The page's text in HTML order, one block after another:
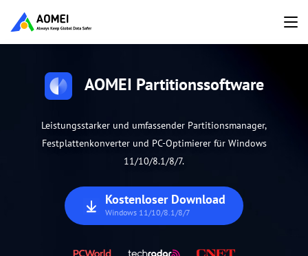
AOMEI Partitionssoftware
Leistungsstarker und umfassender Partitionsmanager,
Festplattenkonverter und PC-Optimierer für Windows
11/10/8.1/8/7.
Kostenloser Download
Windows 11/10/8.1/8/7